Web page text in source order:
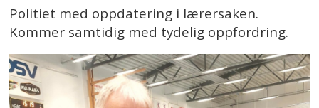
Politiet med oppdatering i lærersaken.
Kommer samtidig med tydelig oppfordring.